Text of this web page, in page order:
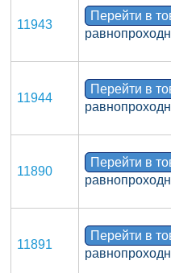
11943
Перейти в
11944
Перейти в
11890
Перейти в
11891
Перейти в